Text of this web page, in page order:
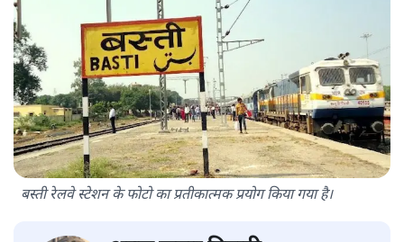
बस्ती रेलवे स्टेशन के फोटो का प्रतीकात्मक प्रयोग किया गया है।